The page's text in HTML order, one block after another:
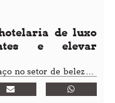
de luxo
e elevar
no setor de beleza e
reduzir promoções e